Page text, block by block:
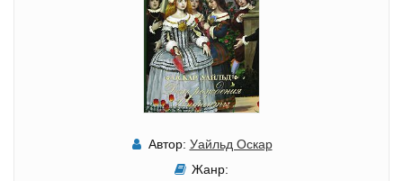
Автор: Уайльд Оскар
Жанр: